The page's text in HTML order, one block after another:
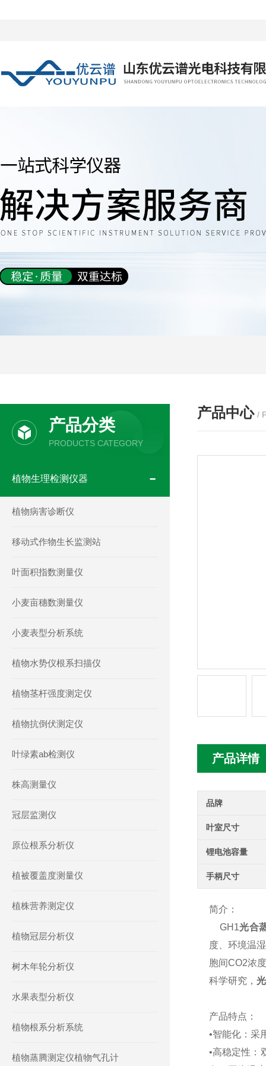
产品中心 /
产品详情
品牌
叶室尺寸
锂电池容量
手柄尺寸
简介：
GH1光合
度、环境温
胞间CO2浓
科学研究，
产品特点：
•智能化：采
•高稳定性：
产品分类
PRODUCTS CATEGORY
植物生理检测仪器
植物病害诊断仪
移动式作物生长监测站
叶面积指数测量仪
小麦亩穗数测量仪
小麦表型分析系统
植物水势仪根系扫描仪
植物茎杆强度测定仪
植物抗倒伏测定仪
叶绿素ab检测仪
株高测量仪
冠层监测仪
原位根系分析仪
植被覆盖度测量仪
植株营养测定仪
植物冠层分析仪
树木年轮分析仪
水果表型分析仪
植物根系分析系统
植物蒸腾测定仪植物气孔计